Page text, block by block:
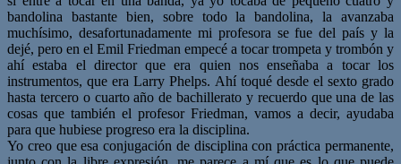
bandolina bastante bien, sobre todo la bandolina, la avanzaba
muchísimo, desafortunadamente mi profesora se fue del país y la
dejé, pero en el Emil Friedman empecé a tocar trompeta y trombón y
ahí estaba el director que era quien nos enseñaba a tocar los
instrumentos, que era Larry Phelps. Ahí toqué desde el sexto grado
hasta tercero o cuarto año de bachillerato y recuerdo que una de las
cosas que también el profesor Friedman, vamos a decir, ayudaba
para que hubiese progreso era la disciplina.
Yo creo que esa conjugación de disciplina con práctica permanente,